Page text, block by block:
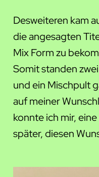
Desweiteren kam
die angesagten
Mix Form zu
Somit standen
und ein Mischpult
auf meiner
konnte ich mir,
später, diesen